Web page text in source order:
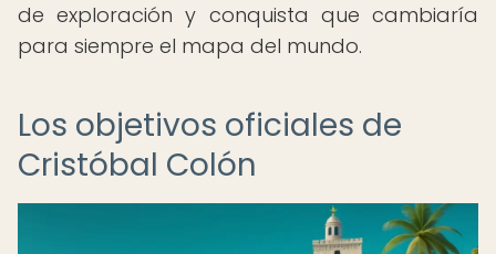
de exploración y conquista que cambiaría
para siempre el mapa del mundo.
Los objetivos oficiales de
Cristóbal Colón